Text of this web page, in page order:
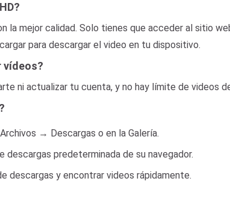
la mejor calidad. Solo tienes que acceder al sitio
para descargar el video en tu dispositivo.
vídeos?
ni actualizar tu cuenta, y no hay límite de videos
→ Descargas o en la Galería.
descargas predeterminada de su navegador.
descargas y encontrar videos rápidamente.